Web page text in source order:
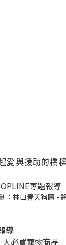
愛與援助的橋
專題報導
：林口春天狗園 -
導
必買寵物商品